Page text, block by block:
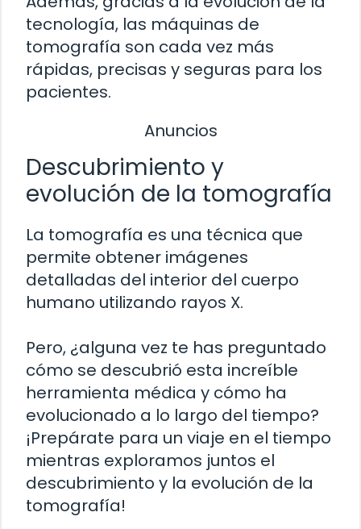
tecnología, las máquinas de
tomografía son cada vez más
rápidas, precisas y seguras para los
pacientes.
Anuncios
Descubrimiento y
evolución de la tomografía
La tomografía es una técnica que
permite obtener imágenes
detalladas del interior del cuerpo
humano utilizando rayos X.
Pero, ¿alguna vez te has preguntado
cómo se descubrió esta increíble
herramienta médica y cómo ha
evolucionado a lo largo del tiempo?
¡Prepárate para un viaje en el tiempo
mientras exploramos juntos el
descubrimiento y la evolución de la
tomografía!